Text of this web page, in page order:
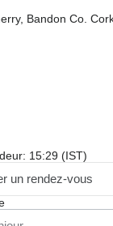
Bandon Co.
15:29 (IST)
un rendez-vous